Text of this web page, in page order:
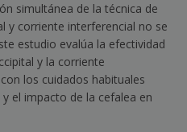
simultánea de la técnica de
y corriente interferencial no se
estudio evalúa la efectividad
y la corriente
los cuidados habituales
el impacto de la cefalea en